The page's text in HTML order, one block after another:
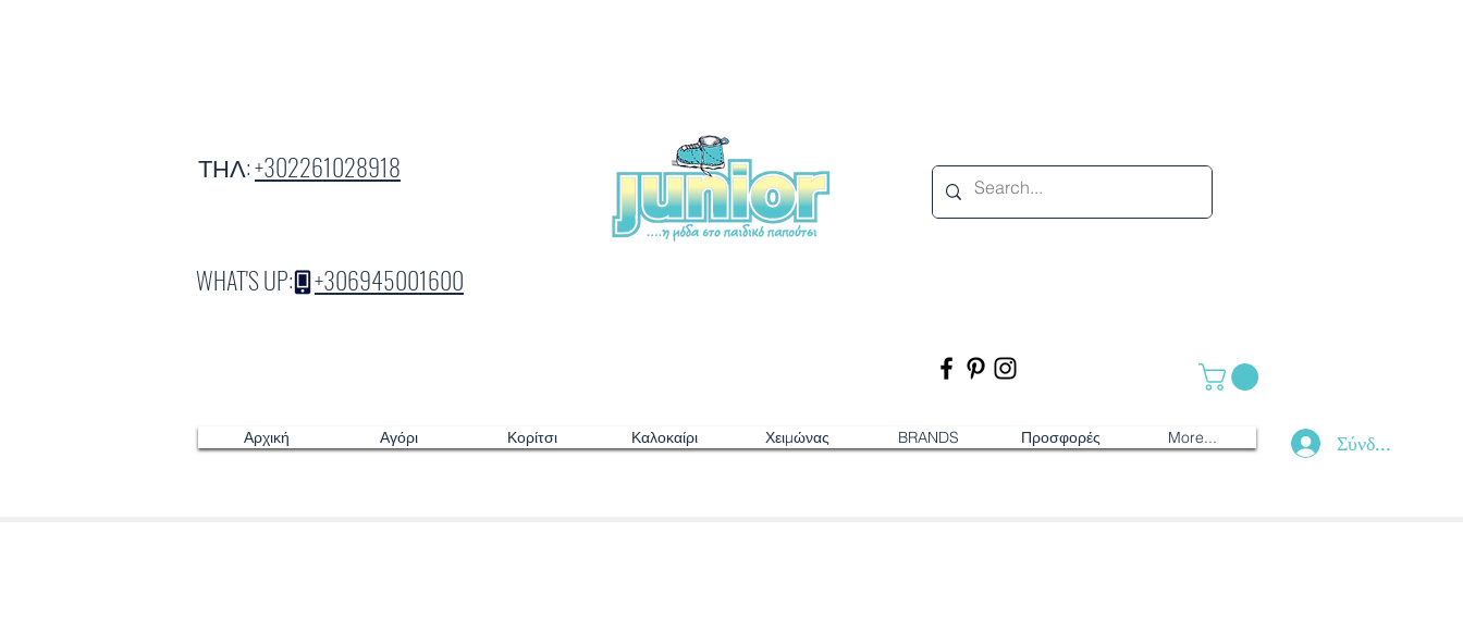
ΤΗΛ:+302261028918
WHAT'S UP:+306945001600
Αρχική Αγόρι Κορίτσι Καλοκαίρι Χειμώνας BRANDS Προσφορές More... Σύνδεση